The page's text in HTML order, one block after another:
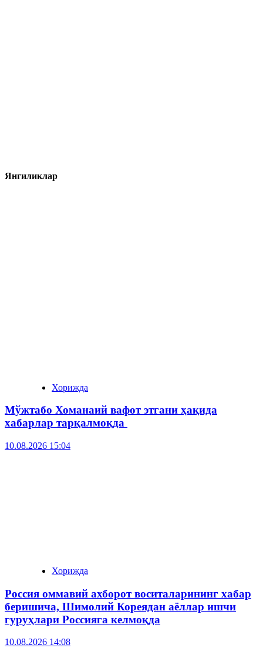
Янгиликлар
Хорижда
Мўжтабо Хоманаий вафот этгани ҳақида
хабарлар тарқалмоқда
10.08.2026 15:04
Хорижда
Россия оммавий ахборот воситаларининг хабар
беришича, Шимолий Кореядан аёллар ишчи
гуруҳлари Россияга келмоқда
10.08.2026 14:08